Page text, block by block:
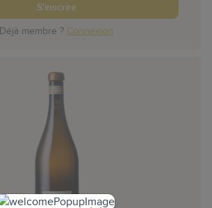
S'inscrire
Déjà membre ? Connexion